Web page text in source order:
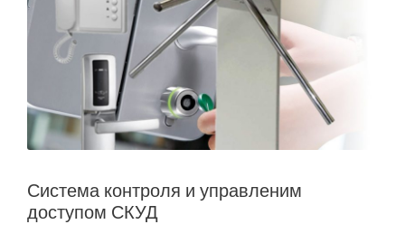
Система контроля и управленим
доступом СКУД